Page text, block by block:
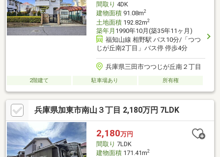
間取り 4DK
建物面積91.08m2
土地面積192.82m2
築年月 1990年10月(築35年11ヶ月)
福知山線 相野駅 バス10分/「つつ
じが丘南2丁目」バス停 停歩4分
兵庫県三田市つつじが丘南２丁目
2階建て 駐車場あり 所有権
兵庫県加東市南山３丁目 2,180万円 7LDK
2,180万円
間取り 7LDK
建物面積171.41m2